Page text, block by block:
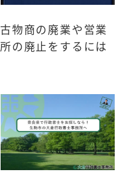
古物商の廃業や営業
所の廃止をするには